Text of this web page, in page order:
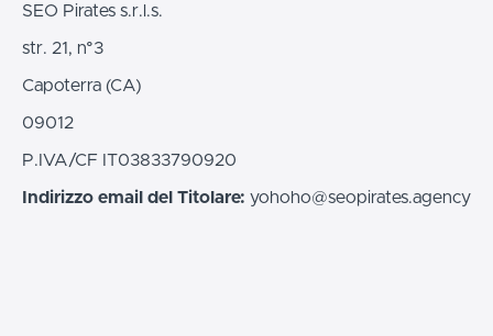
SEO Pirates s.r.l.s.
str. 21, n°3
Capoterra (CA)
09012
P.IVA/CF IT03833790920
Indirizzo email del Titolare: yohoho@seopirates.agency